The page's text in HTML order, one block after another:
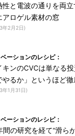
性と電波の通りを両
アロゲル素材の窓
年2月2日)
ーションのレシピ：
キンのCVCは単なる
やるか」というほど徹
年1月31日)
ーションのレシピ：
間の研究を経て“滑ら